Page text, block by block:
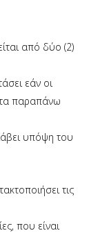
από δύο (2)
εάν οι
παραπάνω
υπόψη του
τις
που είναι